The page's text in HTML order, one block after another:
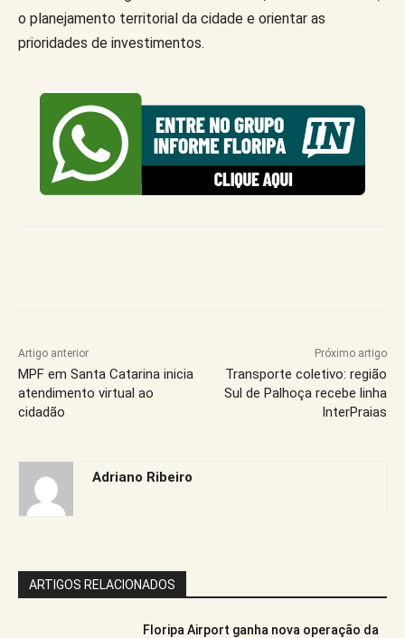
o planejamento territorial da cidade e orientar as
prioridades de investimentos.
Artigo anterior
MPF em Santa Catarina inicia
atendimento virtual ao
cidadão
Próximo artigo
Transporte coletivo: região
Sul de Palhoça recebe linha
InterPraias
Adriano Ribeiro
ARTIGOS RELACIONADOS
Floripa Airport ganha nova operação da